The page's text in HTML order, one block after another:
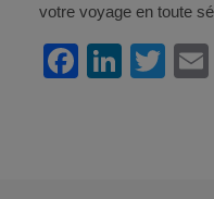
votre voyage en toute